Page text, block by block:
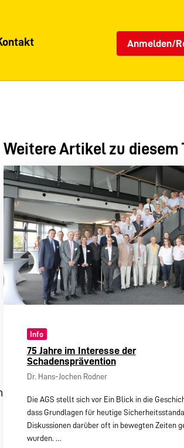
Anmelden/
Weitere Artikel zu diesem
Info
75 Jahre im Interesse der
Schadensprävention
Dr. Hans-Jochen Rodner
Die AGS stellt sich vor Ein Blick in die
dass Grundlagen für heutige
Diskussionen darüber oft in bewegten Zeiten
wurden.